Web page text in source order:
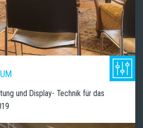
und Display- Technik für das